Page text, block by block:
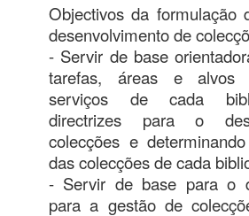
Objectivos da formulação
desenvolvimento de
- Servir de base
tarefas, áreas e alvos
serviços de cada
directrizes para o
colecções e
das colecções de cada
- Servir de base para o
para a gestão de